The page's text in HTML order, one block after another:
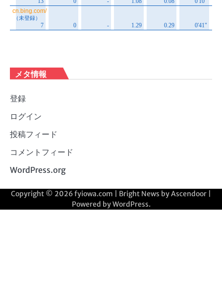
メタ情報
登録
ログイン
投稿フィード
コメントフィード
WordPress.org
Copyright © 2026fyiowa.com | Bright News byAscendoor
Powered byWordPress.